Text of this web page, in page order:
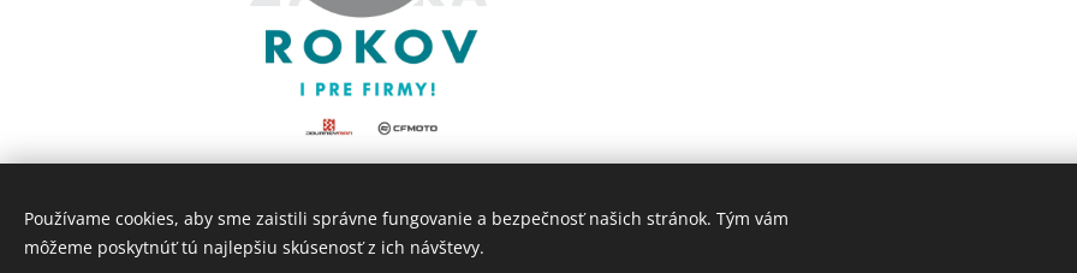
Používame cookies, aby sme zaistili správne fungovanie a bezpečnosť našich stránok. Tým vám
môžeme poskytnúť tú najlepšiu skúsenosť z ich návštevy.